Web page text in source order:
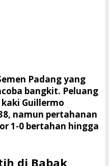
Padang yang
bangkit. Peluang
Guillermo
namun pertahanan
1-0 bertahan hingga
di Babak